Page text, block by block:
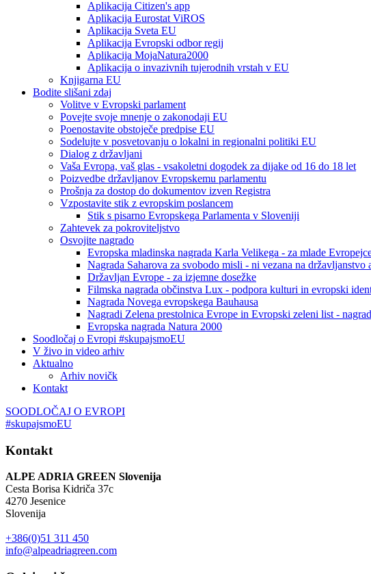
Aplikacija Citizen's app
Aplikacija Eurostat ViROS
Aplikacija Sveta EU
Aplikacija Evropski odbor regij
Aplikacija MojaNatura2000
Aplikacija o invazivnih tujerodnih vrstah v EU
Knjigarna EU
Bodite slišani zdaj
Volitve v Evropski parlament
Povejte svoje mnenje o zakonodaji EU
Poenostavite obstoječe predpise EU
Sodelujte v posvetovanju o lokalni in regionalni politiki EU
Dialog z državljani
Vaša Evropa, vaš glas - vsakoletni dogodek za dijake od 16 do 18 let
Poizvedbe državljanov Evropskemu parlamentu
Prošnja za dostop do dokumentov izven Registra
Vzpostavite stik z evropskim poslancem
Stik s pisarno Evropskega Parlamenta v Sloveniji
Zahtevek za pokroviteljstvo
Osvojite nagrado
Evropska mladinska nagrada Karla Velikega - za mlade
Nagrada Saharova za svobodo misli - ni vezana na državljanstvo
Državljan Evrope - za izjemne dosežke
Filmska nagrada občinstva Lux - podpora kulturi in evropski
Nagrada Novega evropskega Bauhausa
Nagradi Zelena prestolnica Evrope in Evropski zeleni list -
Evropska nagrada Natura 2000
Soodločaj o Evropi #skupajsmoEU
V živo in video arhiv
Aktualno
Arhiv novičk
Kontakt
SOODLOČAJ O EVROPI
#skupajsmoEU
Kontakt
ALPE ADRIA GREEN Slovenija
Cesta Borisa Kidriča 37c
4270 Jesenice
Slovenija
+386(0)51 311 450
info@alpeadriagreen.com